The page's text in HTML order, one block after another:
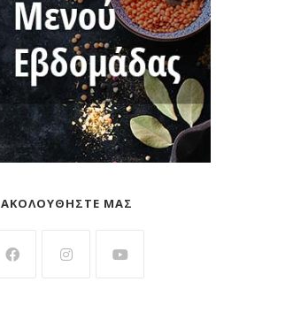
ΑΚΟΛΟΥΘΗΣΤΕ ΜΑΣ